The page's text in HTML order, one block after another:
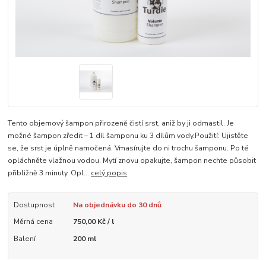
Tento objemový šampon přirozeně čistí srst, aniž by ji odmastil. Je
možné šampon zředit – 1 díl šamponu ku 3 dílům vody.Použití: Ujistěte
se, že srst je úplně namočená. Vmasírujte do ni trochu šamponu. Po té
opláchněte vlažnou vodou. Mytí znovu opakujte, šampon nechte působit
přibližně 3 minuty. Opl... celý popis
Dostupnost
Na objednávku do 30 dnů
Měrná cena
750,00 Kč / l
Balení
200 ml